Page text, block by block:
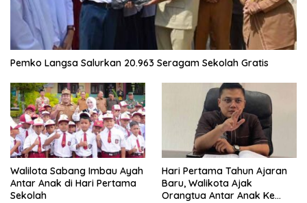
Pemko Langsa Salurkan 20.963 Seragam Sekolah Gratis
Walilota Sabang Imbau Ayah
Antar Anak di Hari Pertama
Sekolah
Hari Pertama Tahun Ajaran
Baru, Walikota Ajak
Orangtua Antar Anak Ke